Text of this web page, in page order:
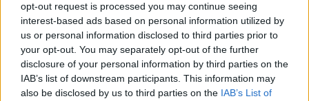
opt-out request is processed you may continue seeing
interest-based ads based on personal information utilized by
us or personal information disclosed to third parties prior to
your opt-out. You may separately opt-out of the further
disclosure of your personal information by third parties on the
IAB’s list of downstream participants. This information may
also be disclosed by us to third parties on the IAB’s List of
Kui ma neid looma hakkasin, avastasin, et Dynamics
365 FO-s saab seda teha ainult siis, kui keskkond on
"hooldusrežiimis". Dokumentatsiooni kohaselt saab
keskkonna sellesse režiimi panna Lifecycle
Servicesi (LCS) kaudu, aga ma ei leidnud seda
valikut saadaval olevat.